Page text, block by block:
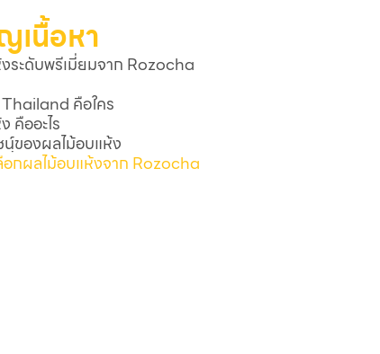
เนื้อหา
ระดับพรีเมี่ยมจาก Rozocha
คือใคร
คืออะไร
น์ฺของผลไม้อบแห้ง
อกผลไม้อบแห้งจาก Rozocha